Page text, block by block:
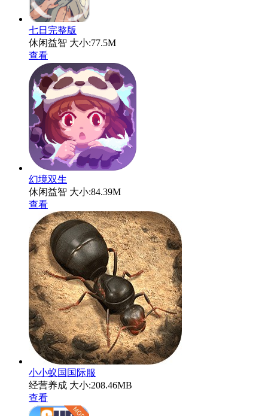
七日完整版
休闲益智 大小:77.5M
查看
幻境双生
休闲益智 大小:84.39M
查看
小小蚁国国际服
经营养成 大小:208.46MB
查看